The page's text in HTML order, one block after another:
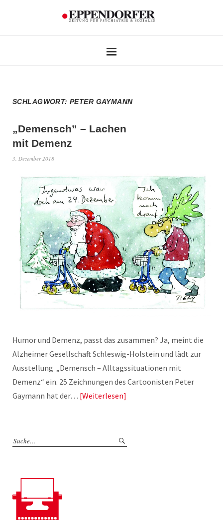
SCHLAGWORT:PETER GAYMANN
„Demensch” – Lachen
mit Demenz
3. Dezember 2018
Humor und Demenz, passt das zusammen? Ja, meint die
Alzheimer Gesellschaft Schleswig-Holstein und lädt zur
Ausstellung „Demensch – Alltagssituationen mit
Demenz“ ein. 25 Zeichnungen des Cartoonisten Peter
Gaymann hat der… Weiterlesen